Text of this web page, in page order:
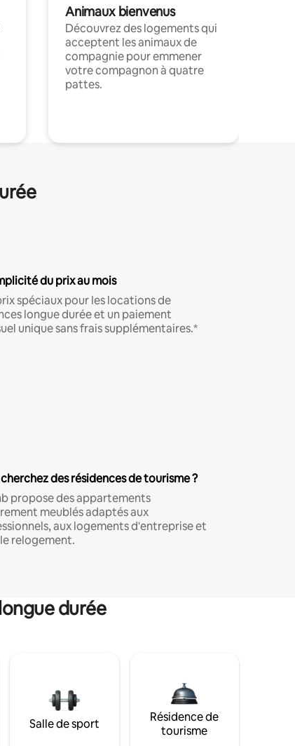
Animaux bienvenus
Découvrez des logements qui
acceptent les animaux de
compagnie pour emmener
votre compagnon à quatre
pattes.
du prix au mois
spéciaux pour les locations de
longue durée et un paiement
unique sans frais supplémentaires.*
des résidences de tourisme ?
propose des appartements
meublés adaptés aux
aux logements d'entreprise et
relogement.
durée
Salle de sport
Résidence de
tourisme